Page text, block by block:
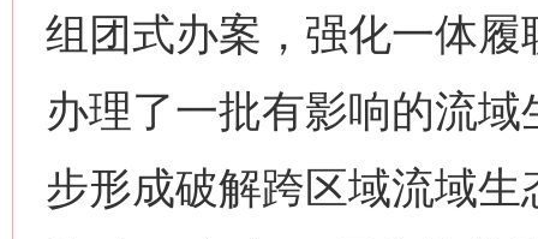
组团式办案，强化一体
办理了一批有影响的流
步形成破解跨区域流域